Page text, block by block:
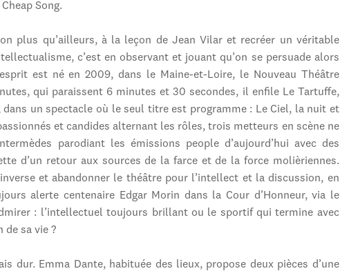
Song.
plus qu’ailleurs, à la leçon de Jean Vilar et recréer un véritable
c’est en observant et jouant qu’on se persuade alors
est né en 2009, dans le Maine-et-Loire, le Nouveau Théâtre
qui paraissent 6 minutes et 30 secondes, il enfile Le Tartuffe,
dans un spectacle où le seul titre est programme : Le Ciel, la nuit et
et candides alternant les rôles, trois metteurs en scène ne
parodiant les émissions people d’aujourd’hui avec des
d’un retour aux sources de la farce et de la force molièriennes.
et abandonner le théâtre pour l’intellect et la discussion, en
alerte centenaire Edgar Morin dans la Cour d’Honneur, via le
: l’intellectuel toujours brillant ou le sportif qui termine avec
de sa vie ?
dur. Emma Dante, habituée des lieux, propose deux pièces d’une